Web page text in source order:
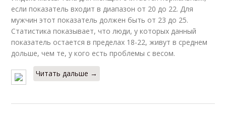
Идеальный вес Вес по формуле
Веса для женщин
если показатель входит в диапазон от 20 до 22. Для
мужчин этот показатель должен быть от 23 до 25.
Статистика показывает, что люди, у которых данный
показатель остается в пределах 18-22, живут в среднем
дольше, чем те, у кого есть проблемы с весом.
Читать дальше →